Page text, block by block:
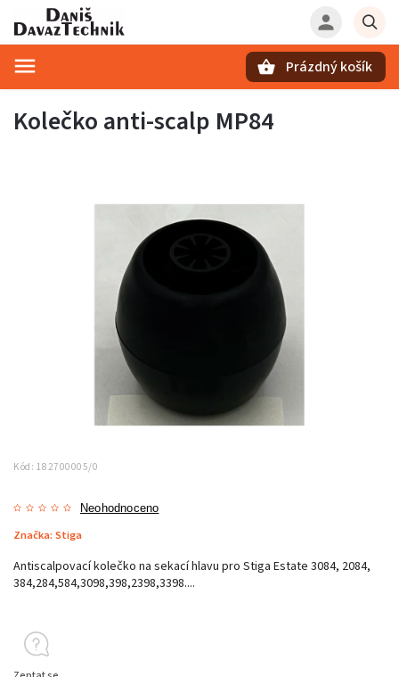
Prázdný košík
Kolečko anti-scalp MP84
Kód: 182700005/0
Neohodnoceno
Značka: Stiga
Antiscalpovací kolečko na sekací hlavu pro Stiga Estate 3084, 2084,
384,284,584,3098,398,2398,3398....